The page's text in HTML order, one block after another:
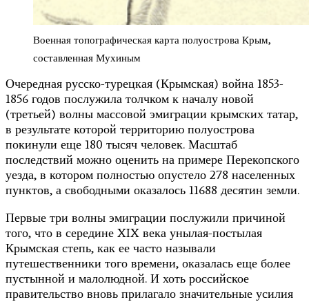
Военная топографическая карта полуострова Крым,
составленная Мухиным
Очередная русско-турецкая (Крымская) война 1853-
1856 годов послужила толчком к началу новой
(третьей) волны массовой эмиграции крымских татар,
в результате которой территорию полуострова
покинули еще 180 тысяч человек. Масштаб
последствий можно оценить на примере Перекопского
уезда, в котором полностью опустело 278 населенных
пунктов, а свободными оказалось 11688 десятин земли.
Первые три волны эмиграции послужили причиной
того, что в середине XIX века унылая-постылая
Крымская степь, как ее часто называли
путешественники того времени, оказалась еще более
пустынной и малолюдной. И хоть российское
правительство вновь прилагало значительные усилия